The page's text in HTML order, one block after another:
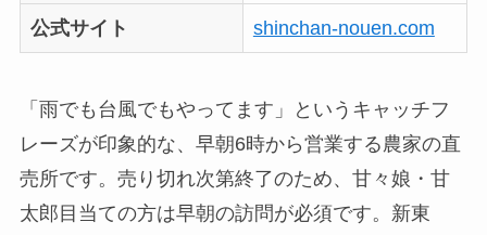
公式サイト shinchan-nouen.com
「雨でも台風でもやってます」というキャッチフ
レーズが印象的な、早朝6時から営業する農家の直
売所です。売り切れ次第終了のため、甘々娘・甘
太郎目当ての方は早朝の訪問が必須です。新東